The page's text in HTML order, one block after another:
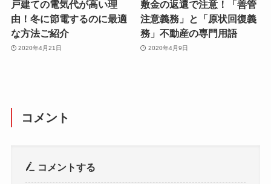
戸建ての電気代が高い理
由！冬に節電するのに最適
な方法ご紹介
2020年4月21日
敷金の返還で注意！「善管
注意義務」と「原状回復義
務」不動産の専門用語
2020年4月9日
コメント
コメントする